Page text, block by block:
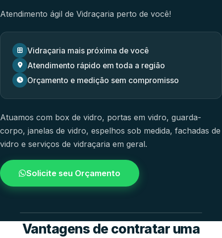
Atendimento ágil de Vidraçaria perto de você!
Vidraçaria mais próxima de você
Atendimento rápido em toda a região
Orçamento e medição sem compromisso
Atuamos com box de vidro, portas em vidro, guarda-
corpo, janelas de vidro, espelhos sob medida, fachadas de
vidro e serviços de vidraçaria em geral.
Solicite seu Orçamento
4.9 / 5.0
avaliacao dos clientes
Vantagens de contratar uma